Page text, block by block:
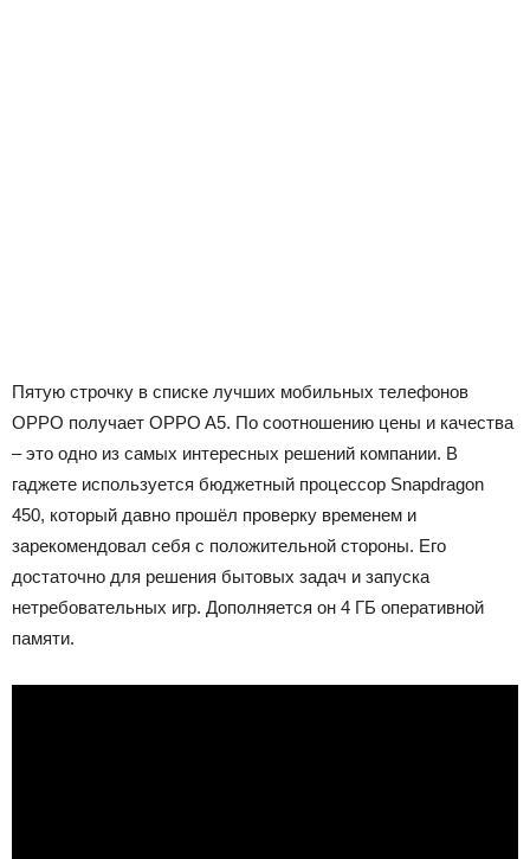
Пятую строчку в списке лучших мобильных телефонов
OPPO получает OPPO A5. По соотношению цены и качества
– это одно из самых интересных решений компании. В
гаджете используется бюджетный процессор Snapdragon
450, который давно прошёл проверку временем и
зарекомендовал себя с положительной стороны. Его
достаточно для решения бытовых задач и запуска
нетребовательных игр. Дополняется он 4 ГБ оперативной
памяти.